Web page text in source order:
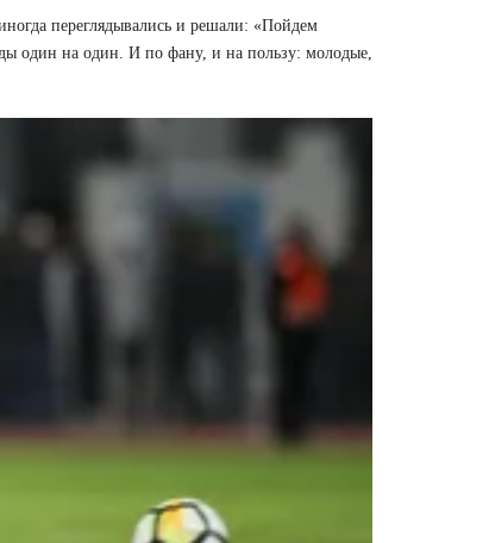
переглядывались и решали: «Пойдем
один на один. И по фану, и на пользу: молодые,